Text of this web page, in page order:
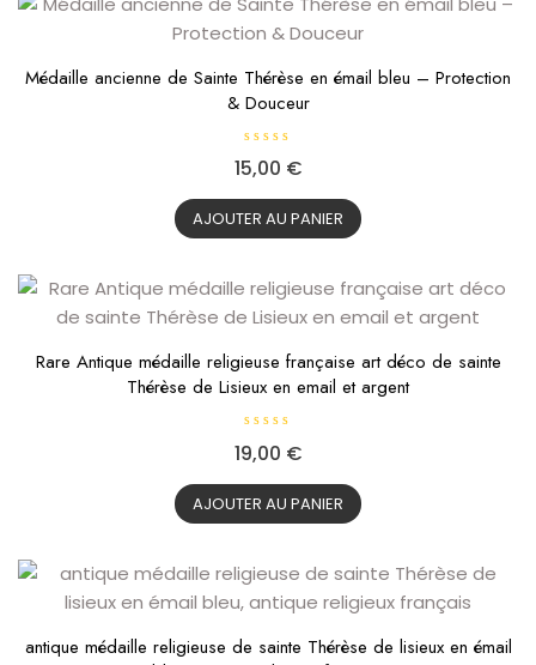
Médaille ancienne de Sainte Thérèse en émail bleu – Protection
& Douceur
N
o
e
0
s
u
15,00 €
AJOUTER AU PANIER
Rare Antique médaille religieuse française art déco de sainte
Thérèse de Lisieux en email et argent
N
o
e
0
s
u
19,00 €
AJOUTER AU PANIER
antique médaille religieuse de sainte Thérèse de lisieux en émail